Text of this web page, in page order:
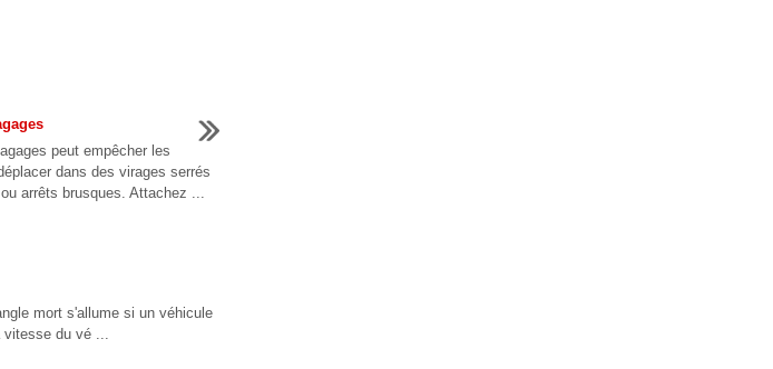
peut empêcher les
dans des virages serrés
arrêts brusques. Attachez ...
mort s'allume si un véhicule
du vé ...